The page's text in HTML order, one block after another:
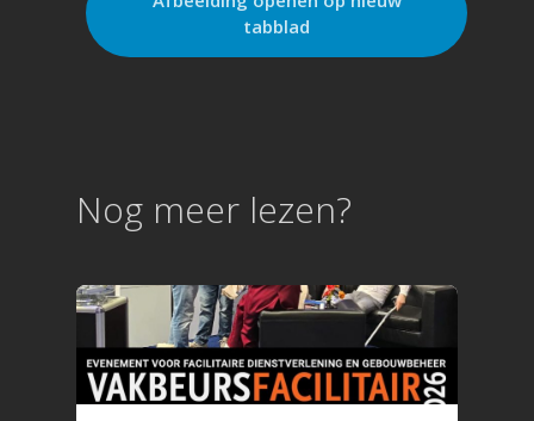
tabblad
Nog meer lezen?
Aanvragen
Modules
Ontdek
BMI & OAI
Legionellabeheer
Nood- en
Blusmiddelen
Liftinstallaties